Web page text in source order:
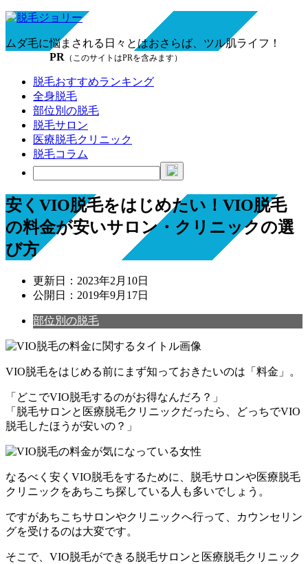
ムダ毛に悩まされる日々とはおさらば、ツル肌ライフ！
PR （このサイトはPRを含みます）
脱毛おすすめランキング
全身脱毛
部位別の脱毛
脱毛サロン
医療脱毛クリニック
脱毛コラム
安くVIO脱毛をはじめたい！VIO脱毛
の料金が安いサロン・クリニックの選
び方
更新日： 2023年2月10日
公開日： 2019年9月17日
部位別の脱毛
VIO脱毛をはじめる前にまず知っておきたいのは「 料金 」。
「どこでVIO脱毛するのがお得なんだろ？」
「脱毛サロンと医療脱毛クリニックだったら、どっちでVIO
脱毛したほうが安いの？」
なるべく安くVIO脱毛をするために、脱毛サロンや医療脱毛
クリニックをあちこち探している人も多いでしょう。
ですがあちこちサロンやクリニックへ行って、カウンセリン
グを受けるのは大変です。
そこで、VIO脱毛ができる脱毛サロンと医療脱毛クリニック